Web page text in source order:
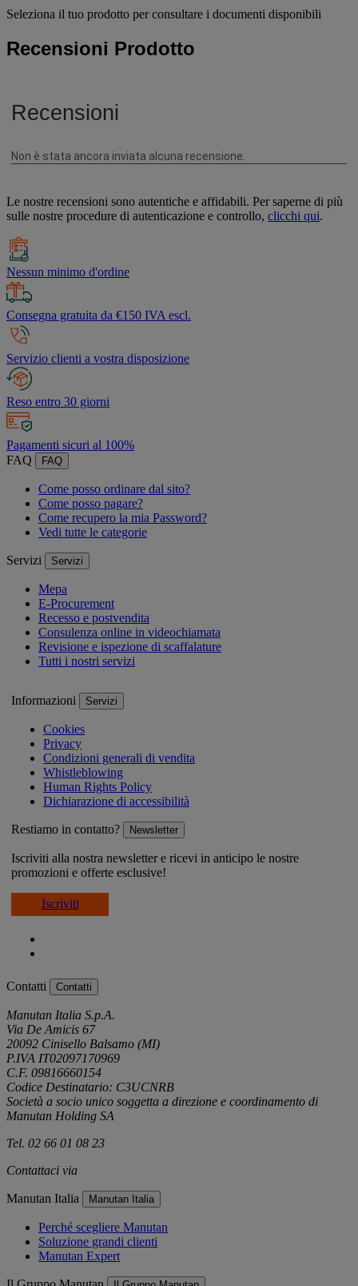
Seleziona il tuo prodotto per consultare i documenti disponibili
Recensioni Prodotto
Le nostre recensioni sono autentiche e affidabili. Per saperne di più
sulle nostre procedure di autenticazione e controllo, clicchi qui.
Nessun minimo d'ordine
Consegna gratuita da €150 IVA escl.
Servizio clienti a vostra disposizione
Reso entro 30 giorni
Pagamenti sicuri al 100%
FAQ
FAQ
Come posso ordinare dal sito?
Come posso pagare?
Come recupero la mia Password?
Vedi tutte le categorie
Servizi Servizi
Mepa
E-Procurement
Recesso e postvendita
Consulenza online in videochiamata
Revisione e ispezione di scaffalature
Tutti i nostri servizi
Informazioni Servizi
Cookies
Privacy
Condizioni generali di vendita
Whistleblowing
Human Rights Policy
Dichiarazione di accessibilità
Restiamo in contatto? Newsletter
Iscriviti alla nostra newsletter e ricevi in anticipo le nostre
promozioni e offerte esclusive!
Iscriviti
Contatti Contatti
Manutan Italia S.p.A.
Via De Amicis 67
20092 Cinisello Balsamo (MI)
P.IVA IT02097170969
C.F. 09816660154
Codice Destinatario: C3UCNRB
Società a socio unico soggetta a direzione e coordinamento di
Manutan Holding SA
Tel. 02 66 01 08 23
Contattaci via
Manutan Italia Manutan Italia
Perché scegliere Manutan
Soluzione grandi clienti
Manutan Expert